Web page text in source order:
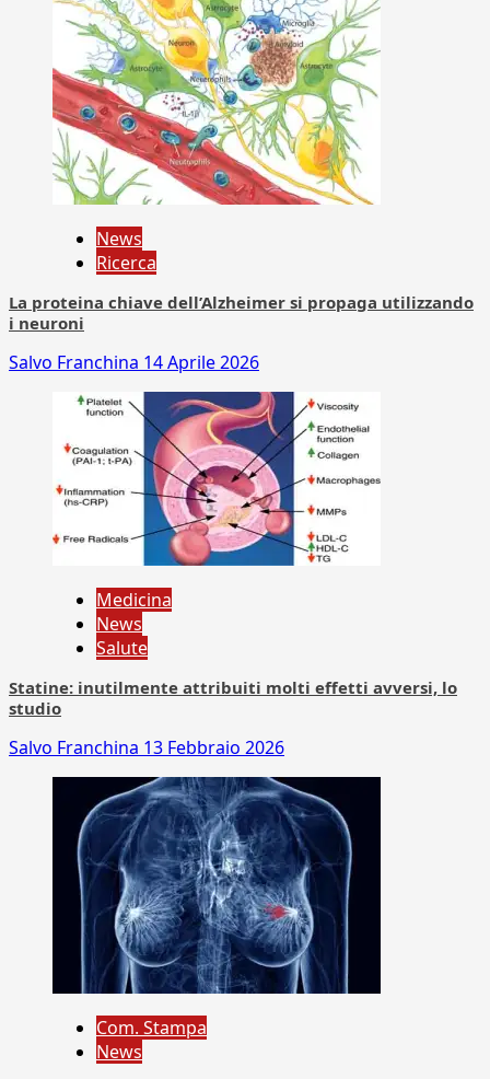
News
Ricerca
La proteina chiave dell’Alzheimer si propaga utilizzando
i neuroni
Salvo Franchina 14 Aprile 2026
Medicina
News
Salute
Statine: inutilmente attribuiti molti effetti avversi, lo
studio
Salvo Franchina 13 Febbraio 2026
Com. Stampa
News